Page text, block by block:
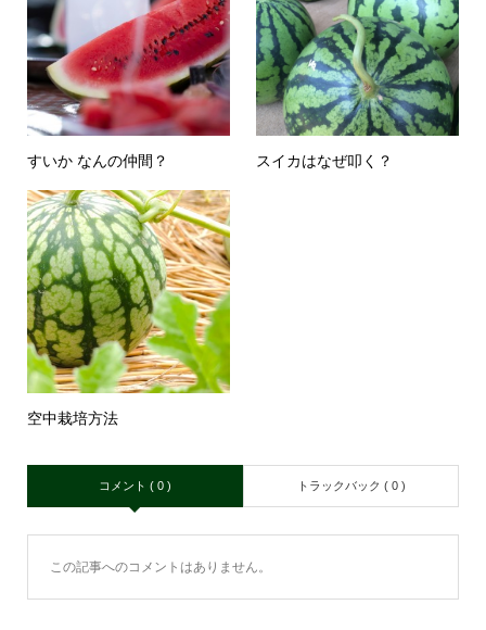
すいか なんの仲間？ スイカはなぜ叩く？
空中栽培方法
コメント ( 0 ) トラックバック ( 0 )
この記事へのコメントはありません。